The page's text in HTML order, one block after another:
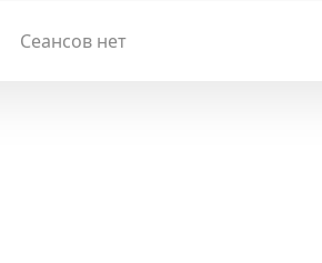
Сеансов нет